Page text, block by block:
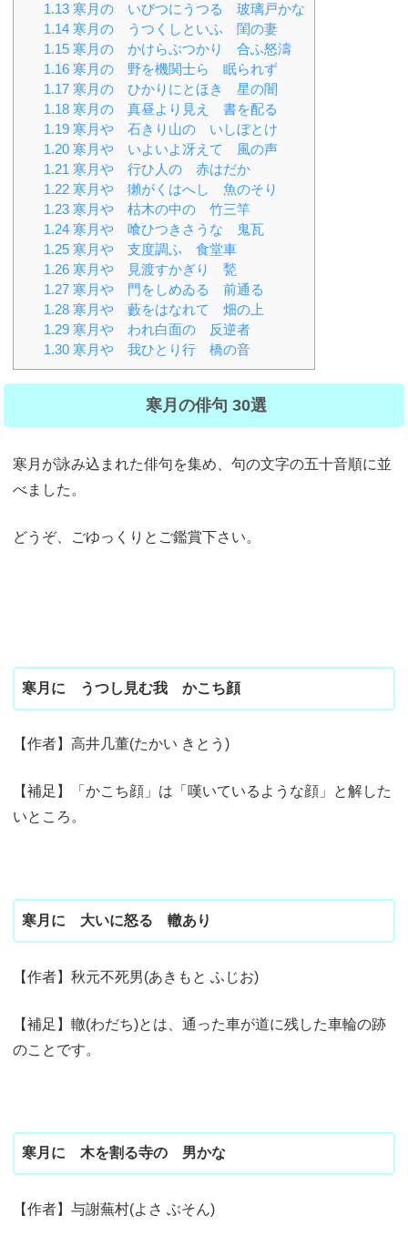
1.13 寒月の いびつにうつる 玻璃戸かな
1.14 寒月の うつくしといふ 閨の妻
1.15 寒月の かけらぶつかり 合ふ怒濤
1.16 寒月の 野を機関士ら 眠られず
1.17 寒月の ひかりにとほき 星の闇
1.18 寒月の 真昼より見え 書を配る
1.19 寒月や 石きり山の いしぼとけ
1.20 寒月や いよいよ冴えて 風の声
1.21 寒月や 行ひ人の 赤はだか
1.22 寒月や 獺がくはへし 魚のそり
1.23 寒月や 枯木の中の 竹三竿
1.24 寒月や 喰ひつきさうな 鬼瓦
1.25 寒月や 支度調ふ 食堂車
1.26 寒月や 見渡すかぎり 甃
1.27 寒月や 門をしめゐる 前通る
1.28 寒月や 藪をはなれて 畑の上
1.29 寒月や われ白面の 反逆者
1.30 寒月や 我ひとり行 橋の音
寒月の俳句 30選
寒月が詠み込まれた俳句を集め、句の文字の五十音順に並
べました。
どうぞ、ごゆっくりとご鑑賞下さい。
寒月に うつし見む我 かこち顔
【作者】高井几董(たかい きとう)
【補足】「かこち顔」は「嘆いているような顔」と解した
いところ。
寒月に 大いに怒る 轍あり
【作者】秋元不死男(あきもと ふじお)
【補足】轍(わだち)とは、通った車が道に残した車輪の跡
のことです。
寒月に 木を割る寺の 男かな
【作者】与謝蕪村(よさ ぶそん)